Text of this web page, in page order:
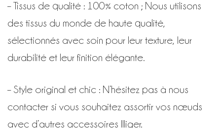
– Tissus de qualité : 100% coton ; Nous utilisons
des tissus du monde de haute qualité,
sélectionnés avec soin pour leur texture, leur
durabilité et leur finition élégante.
– Style original et chic : N’hésitez pas à nous
contacter si vous souhaitez assortir vos nœuds
avec d’autres accessoires Illiger.